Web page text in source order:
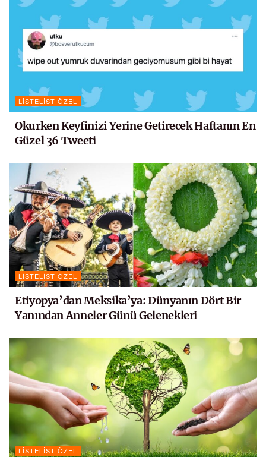
LISTELIST ÖZEL
Okurken Keyfinizi Yerine Getirecek Haftanın En
Güzel 36 Tweeti
LISTELIST ÖZEL
Etiyopya’dan Meksika’ya: Dünyanın Dört Bir
Yanından Anneler Günü Gelenekleri
LISTELIST ÖZEL